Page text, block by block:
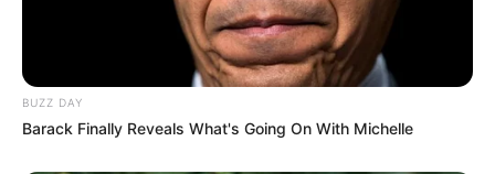
BUZZ DAY
Barack Finally Reveals What's Going On With Michelle